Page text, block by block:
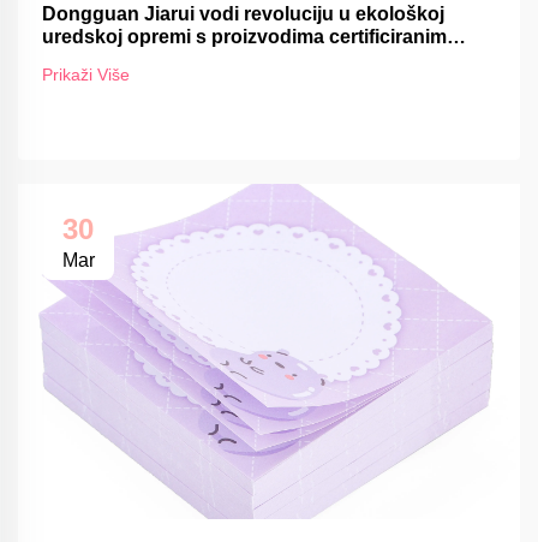
Dongguan Jiarui vodi revoluciju u ekološkoj
uredskoj opremi s proizvodima certificiranim
Prikaži Više
30
Mar